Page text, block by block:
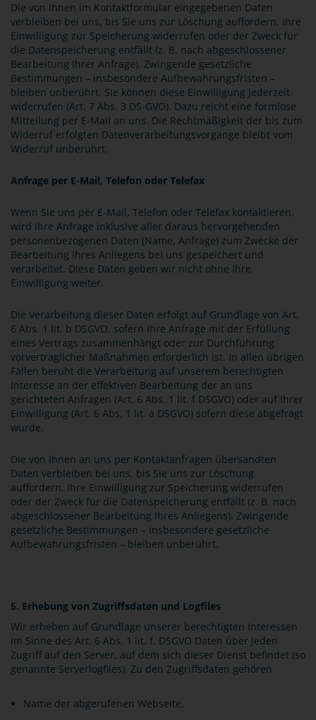
Die von Ihnen im Kontaktformular eingegebenen Daten
verbleiben bei uns, bis Sie uns zur Löschung auffordern, Ihre
Einwilligung zur Speicherung widerrufen oder der Zweck für
die Datenspeicherung entfällt (z. B. nach abgeschlossener
Bearbeitung Ihrer Anfrage). Zwingende gesetzliche
Bestimmungen – insbesondere Aufbewahrungsfristen –
bleiben unberührt. Sie können diese Einwilligung jederzeit
widerrufen (Art. 7 Abs. 3 DS-GVO). Dazu reicht eine formlose
Mitteilung per E-Mail an uns. Die Rechtmäßigkeit der bis zum
Widerruf erfolgten Datenverarbeitungsvorgänge bleibt vom
Widerruf unberührt.
Anfrage per E-Mail, Telefon oder Telefax
Wenn Sie uns per E-Mail, Telefon oder Telefax kontaktieren,
wird Ihre Anfrage inklusive aller daraus hervorgehenden
personenbezogenen Daten (Name, Anfrage) zum Zwecke der
Bearbeitung Ihres Anliegens bei uns gespeichert und
verarbeitet. Diese Daten geben wir nicht ohne Ihre
Einwilligung weiter.
Die Verarbeitung dieser Daten erfolgt auf Grundlage von Art.
6 Abs. 1 lit. b DSGVO, sofern Ihre Anfrage mit der Erfüllung
eines Vertrags zusammenhängt oder zur Durchführung
vorvertraglicher Maßnahmen erforderlich ist. In allen übrigen
Fällen beruht die Verarbeitung auf unserem berechtigten
Interesse an der effektiven Bearbeitung der an uns
gerichteten Anfragen (Art. 6 Abs. 1 lit. f DSGVO) oder auf Ihrer
Einwilligung (Art. 6 Abs. 1 lit. a DSGVO) sofern diese abgefragt
wurde.
Die von Ihnen an uns per Kontaktanfragen übersandten
Daten verbleiben bei uns, bis Sie uns zur Löschung
auffordern, Ihre Einwilligung zur Speicherung widerrufen
oder der Zweck für die Datenspeicherung entfällt (z. B. nach
abgeschlossener Bearbeitung Ihres Anliegens). Zwingende
gesetzliche Bestimmungen – insbesondere gesetzliche
Aufbewahrungsfristen – bleiben unberührt.
5. Erhebung von Zugriffsdaten und Logfiles
Wir erheben auf Grundlage unserer berechtigten Interessen
im Sinne des Art. 6 Abs. 1 lit. f. DSGVO Daten über jeden
Zugriff auf den Server, auf dem sich dieser Dienst befindet (so
genannte Serverlogfiles). Zu den Zugriffsdaten gehören
Name der abgerufenen Webseite,